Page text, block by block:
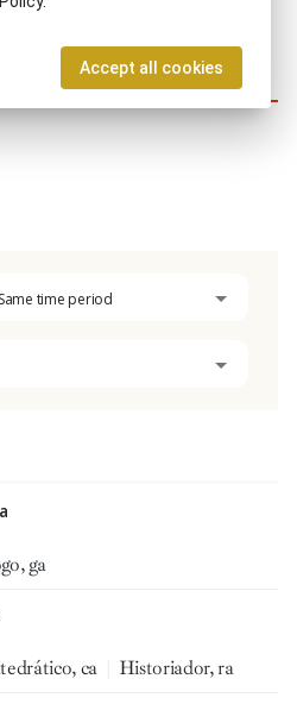
1-3 of 3 results
time period
ga
ca Historiador, ra
Accept all cookies